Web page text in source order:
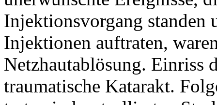
Injektionsvorgang standen
Injektionen auftraten,
Netzhautablösung. Einriss
traumatische Katarakt.